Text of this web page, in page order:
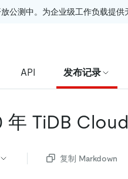
公测中。为企业级工作负载提
API 发布记录
年 TiDB
复制 Markdown